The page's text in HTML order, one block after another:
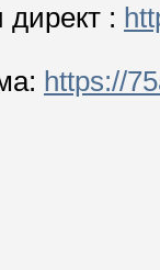
:
https://